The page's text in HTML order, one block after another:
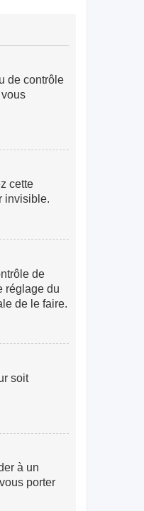
de contrôle
cette
invisible.
de
réglage du
de le faire.
soit
à un
porter